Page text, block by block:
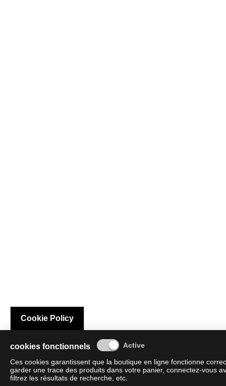
Cookie Policy
cookies fonctionnels
Ces cookies garantissent que la boutique en ligne fonctionne
garder une trace des produits dans votre panier, connectez-vous
filtrez les résultats de recherche, etc.